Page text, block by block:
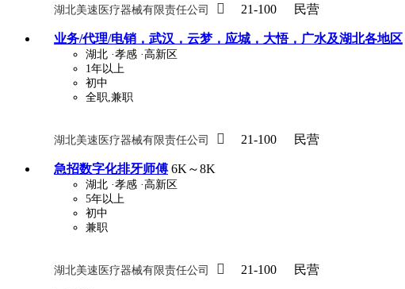
定期团建 节日福利 班车接送
解决户口 事业编制 弹性工作制 健身房
员工旅游
湖北美速医疗器械有限责任公司  21-100
民营
业务/代理/电销，武汉，云梦，应城，大悟，广水及湖北各地区
湖北 ·孝感 ·高新区
1年以上
初中
全职,兼职
湖北美速医疗器械有限责任公司  21-100
民营
急招数字化排牙师傅 6K～8K
湖北 ·孝感 ·高新区
5年以上
初中
兼职
湖北美速医疗器械有限责任公司  21-100
民营